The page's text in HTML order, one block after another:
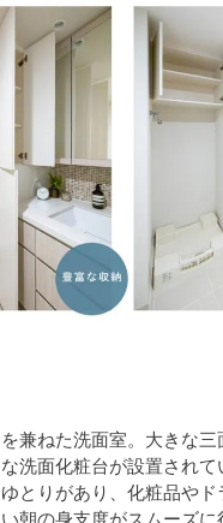
兼ねた洗面室。大きな三
洗面化粧台が設置されて
とりがあり、化粧品やド
朝の身支度がスムーズ